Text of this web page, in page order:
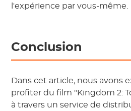
l'expérience par vous-même.
Conclusion
Dans cet article, nous avons
profiter du film "Kingdom 2:
à travers un service de